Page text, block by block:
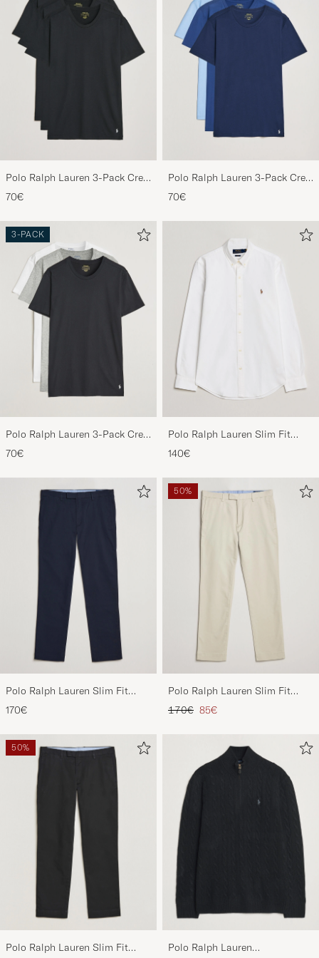
Polo Ralph Lauren 3-Pack Crew
Neck T-Shirt Black
70€
Polo Ralph Lauren 3-Pack Crew
Neck T-Shirt Navy/Light
Navy/Elite Blue
70€
3-PACK
Polo Ralph Lauren 3-Pack Crew
Neck T-Shirt
White/Black/Andover Heather
70€
Polo Ralph Lauren Slim Fit
Shirt Oxford White
140€
Polo Ralph Lauren Slim Fit
Stretch Chinos Aviator Navy
170€
50%
Polo Ralph Lauren Slim Fit
Stretch Chinos Beige
Regulärer Preis
170€ Reduzierter Preis
85€
50%
Polo Ralph Lauren Slim Fit
Polo Ralph Lauren